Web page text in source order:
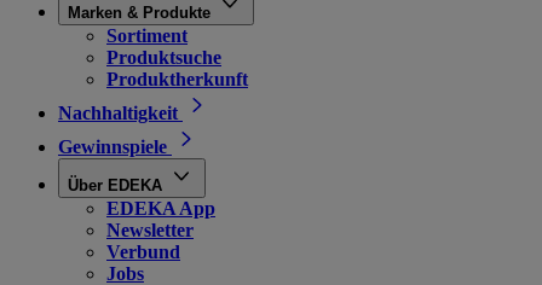
Marken & Produkte
Sortiment
Produktsuche
Produktherkunft
Nachhaltigkeit
Gewinnspiele
Über EDEKA
EDEKA App
Newsletter
Verbund
Jobs